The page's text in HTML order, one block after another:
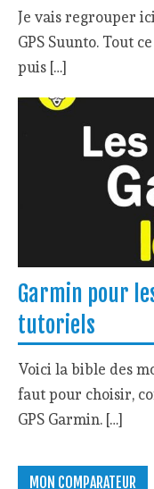
Je vais regrouper
GPS Suunto. Tout
puis […]
Garmin pour
tutoriels
Voici la bible des
faut pour choisir,
GPS Garmin. […]
MON COMPARATEUR